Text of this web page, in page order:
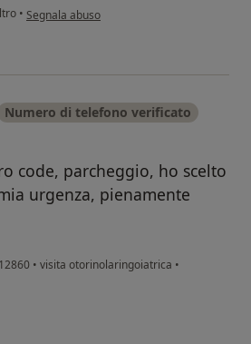
• secondo l'opinione dell'utente E.P.
Segnala abuso
Numero di telefono verificato
code, parcheggio, ho scelto
urgenza, pienamente
• visita otorinolaringoiatrica •
Mauro Pavani